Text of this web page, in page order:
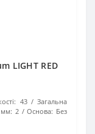
LIGHT RED
43
Загальна
2 Основа: Без